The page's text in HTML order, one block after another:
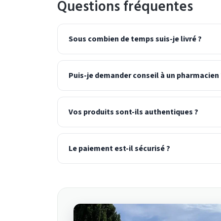
Questions fréquentes
Sous combien de temps suis-je livré ?
Puis-je demander conseil à un pharmacien
Vos produits sont-ils authentiques ?
Le paiement est-il sécurisé ?